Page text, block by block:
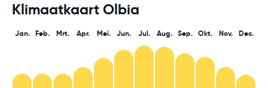
Klimaatkaart Olbia
Jan. Feb. Mrt. Apr. Mei. Jun. Jul. Aug. Sep. Okt. Nov. Dec.